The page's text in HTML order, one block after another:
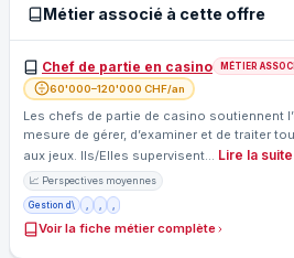
Métier associé à cette offre
Chef de partie en casino MÉTIER
60'000–120'000 CHF/an
Les chefs de partie de casino soutiennent
mesure de gérer, d’examiner et de traiter
aux jeux. Ils/Elles supervisent… Lire la
📈 Perspectives moyennes
Gestion d\ , , ,
Voir la fiche métier complète